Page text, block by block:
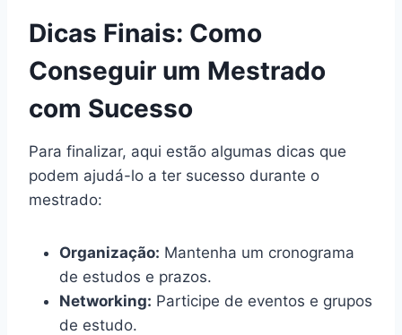
Dicas Finais: Como
Conseguir um Mestrado
com Sucesso
Para finalizar, aqui estão algumas dicas que
podem ajudá-lo a ter sucesso durante o
mestrado:
Organização: Mantenha um cronograma
de estudos e prazos.
Networking: Participe de eventos e grupos
de estudo.